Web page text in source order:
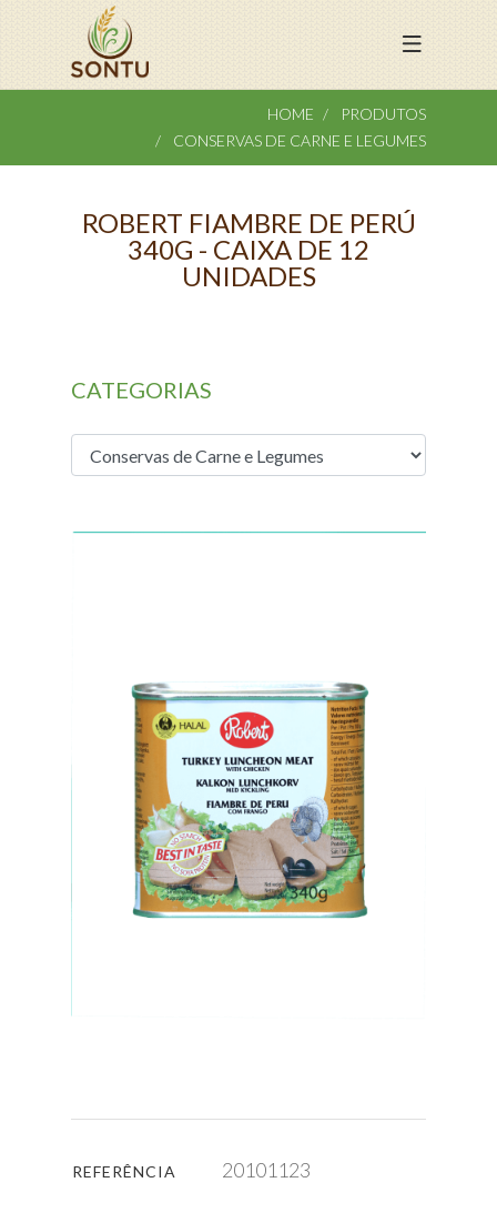
HOME
PRODUTOS
CONSERVAS DE CARNE E LEGUMES
ROBERT FIAMBRE DE PERÚ
340G - CAIXA DE 12
UNIDADES
CATEGORIAS
REFERÊNCIA 20101123